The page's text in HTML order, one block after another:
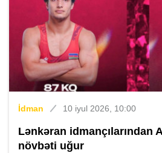
İdman 10 iyul 2026, 10:00
Lənkəran idmançılarından
növbəti uğur